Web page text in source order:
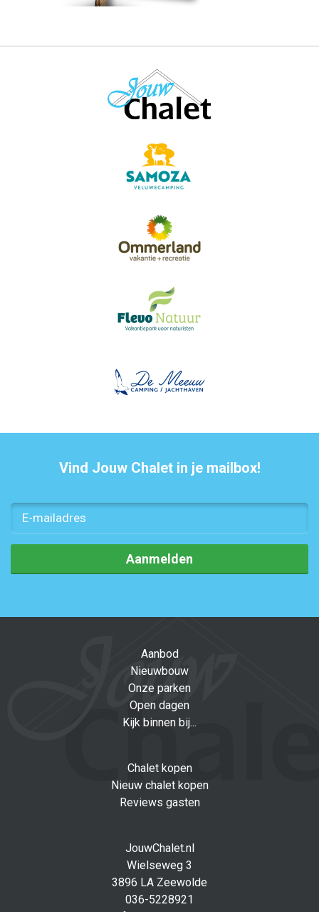
Vind Jouw Chalet in je mailbox!
Aanmelden
Aanbod
Nieuwbouw
Onze parken
Open dagen
Kijk binnen bij...
Chalet kopen
Nieuw chalet kopen
Reviews gasten
JouwChalet.nl
Wielseweg 3
3896 LA Zeewolde
036-5228921